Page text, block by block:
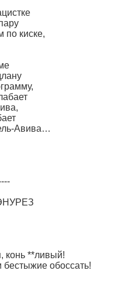
по киске,
Авива…
конь **ливый!
бестыжие обоссать!